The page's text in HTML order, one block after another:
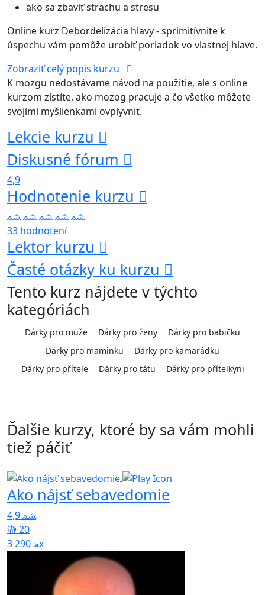
ako sa zbaviť strachu a stresu
Online kurz Debordelizácia hlavy - sprimitívnite k
úspechu vám pomôže urobiť poriadok vo vlastnej hlave.
Zobraziť celý popis kurzu
K mozgu nedostávame návod na použitie, ale s online
kurzom zistíte, ako mozog pracuje a čo všetko môžete
svojimi myšlienkami ovplyvniť.
Lekcie kurzu
Diskusné fórum
4,9
Hodnotenie kurzu
33 hodnotení
Lektor kurzu
Časté otázky ku kurzu
Tento kurz nájdete v týchto
kategóriách
Dárky pro muže Dárky pro ženy
Dárky pro babičku
Dárky pro maminku
Dárky pro kamarádku
Dárky pro přítele
Dárky pro tátu Dárky pro přítelkyni
Ďalšie kurzy, ktoré by sa vám mohli
tiež páčiť
Ako nájsť sebavedomie
4,9
20
3 290x